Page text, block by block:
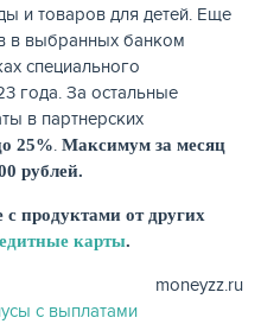
БАНКОВ
и товаров для детей. Еще
в выбранных банком
специального
года. За остальные
в партнерских
25% Максимум за месяц
рублей.
продуктами от других
карты.
moneyzz.ru
с выплатами